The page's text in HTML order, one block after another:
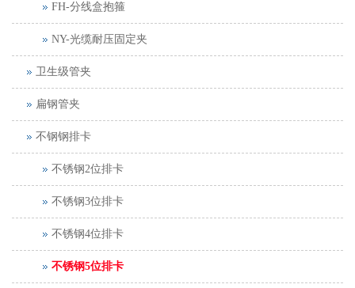
FH-分线盒抱箍
NY-光缆耐压固定夹
卫生级管夹
扁钢管夹
不钢钢排卡
不锈钢2位排卡
不锈钢3位排卡
不锈钢4位排卡
不锈钢5位排卡